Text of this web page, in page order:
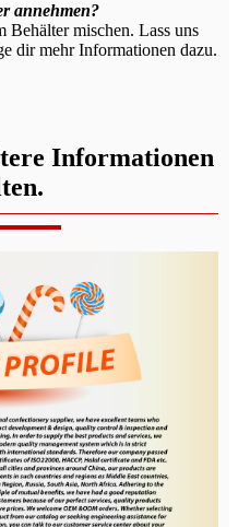
annehmen?
Behälter mischen. Lass uns
dir mehr Informationen dazu.
Informationen